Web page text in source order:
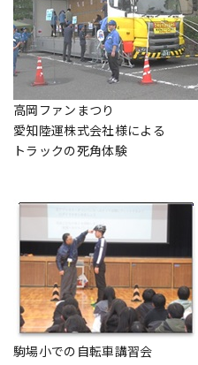
高岡ファンまつり
愛知陸運株式会社様による
トラックの死角体験
駒場小での自転車講習会